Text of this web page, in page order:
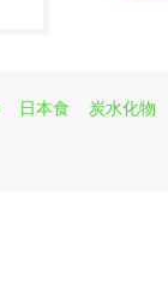
日本食 炭水化物